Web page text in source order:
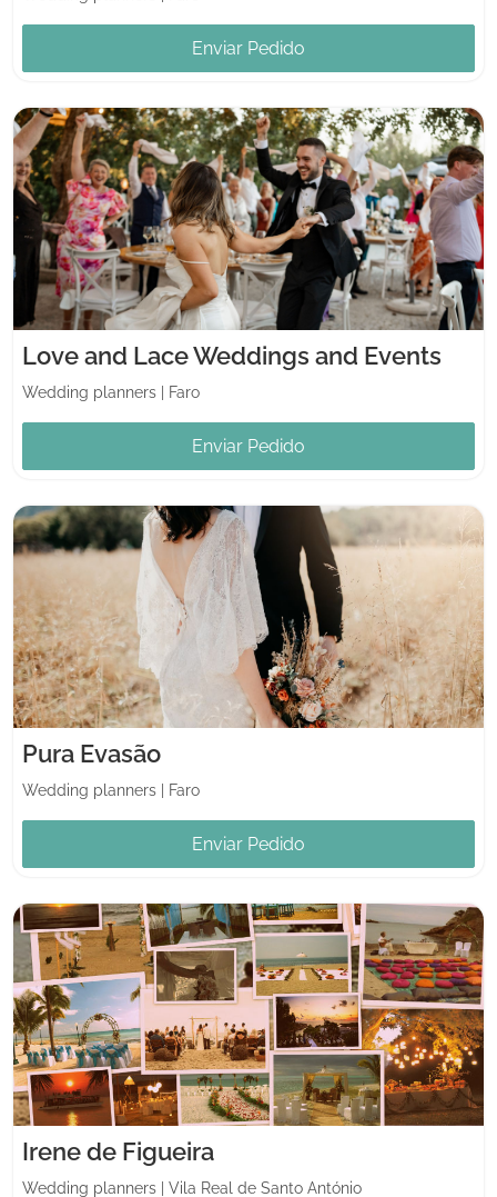
Enviar Pedido
Love and Lace Weddings and Events
Wedding planners Faro
Enviar Pedido
Pura Evasão
Wedding planners Faro
Enviar Pedido
Irene de Figueira
Wedding planners Vila Real de Santo António